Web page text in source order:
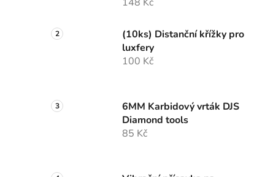
(10ks) Distanční křížky pro
luxfery
100 Kč
6MM Karbidový vrták DJS
Diamond tools
85 Kč